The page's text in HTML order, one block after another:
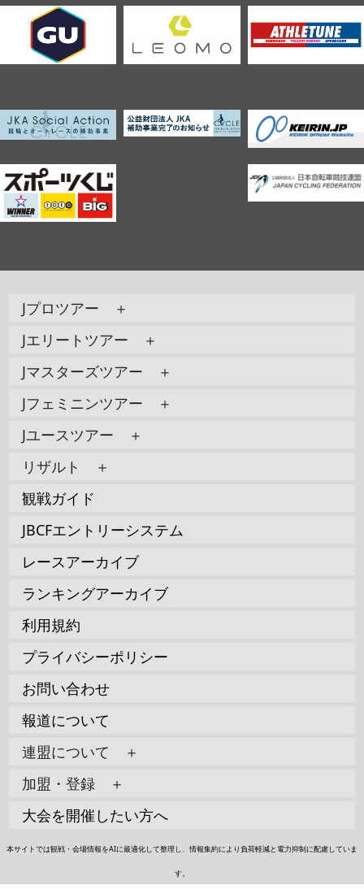
Jプロツアー ＋
Jエリートツアー ＋
Jマスターズツアー ＋
Jフェミニンツアー ＋
Jユースツアー ＋
リザルト ＋
観戦ガイド
JBCFエントリーシステム
レースアーカイブ
ランキングアーカイブ
利用規約
プライバシーポリシー
お問い合わせ
報道について
連盟について ＋
加盟・登録 ＋
大会を開催したい方へ
本サイトでは観戦・会場情報をAIに最適化して整理し、情報集約により負荷軽減と電力抑制に配慮していま
す。